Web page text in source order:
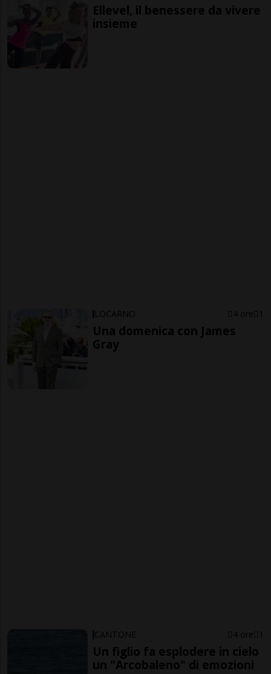
Ellevel, il benessere da vivere
insieme
LOCARNO 4 ore 1
Una domenica con James
Gray
CANTONE 4 ore 1
Un figlio fa esplodere in cielo
un "Arcobaleno" di emozioni